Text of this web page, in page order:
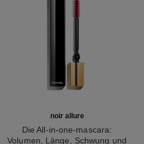
noir allure
Die All-in-one-mascara:
Volumen, Länge, Schwung und